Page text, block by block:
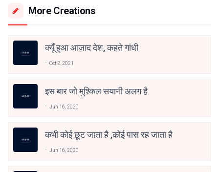
More Creations
क्यूँ हुआ आज़ाद देश, कहते गांधी
Oct 2, 2021
इस बार जो मुश्किल सयानी अलग है
Jun 16, 2020
कभी कोई छूट जाता है ,कोई पास रह जाता है
Jun 16, 2020